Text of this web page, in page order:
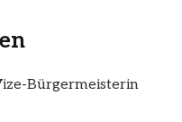
Bürgermeisterin